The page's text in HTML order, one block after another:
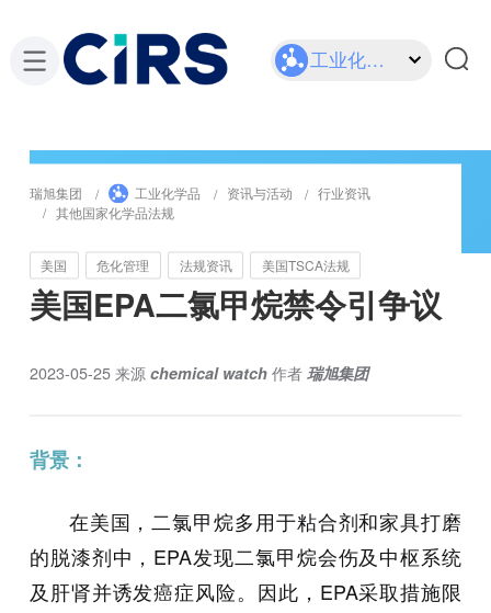
工业化学品
瑞旭集团 工业化学品 资讯与活动
行业资讯
其他国家化学品法规
美国 危化管理 法规资讯 美国TSCA法规
美国EPA二氯甲烷禁令引争议
2023-05-25 来源 chemical watch 作者 瑞旭集团
背景：
在美国，二氯甲烷多用于粘合剂和家具打磨
的脱漆剂中，EPA发现二氯甲烷会伤及中枢系统
及肝肾并诱发癌症风险。因此，EPA采取措施限